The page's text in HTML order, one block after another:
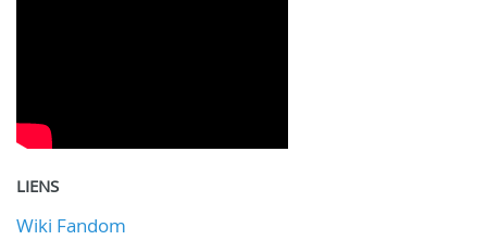
LIENS
Wiki Fandom